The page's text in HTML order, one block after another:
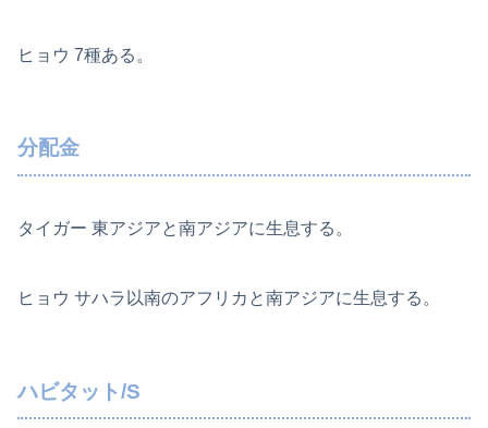
ヒョウ 7種ある。
分配金
タイガー 東アジアと南アジアに生息する。
ヒョウ サハラ以南のアフリカと南アジアに生息する。
ハビタット/S